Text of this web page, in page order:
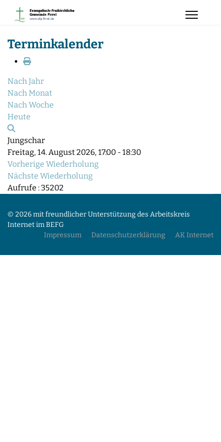
Terminkalender
Nach Jahr
Nach Monat
Nach Woche
Heute
Jungschar
Freitag, 14. August 2026, 17:00 - 18:30
Vorherige Wiederholung
Nächste Wiederholung
Aufrufe : 35202
© 2026 mit freundlicher Unterstützung des Arbeitskreis
Internet im BEFG
Impressum
Datenschutzerklärung AK Internet